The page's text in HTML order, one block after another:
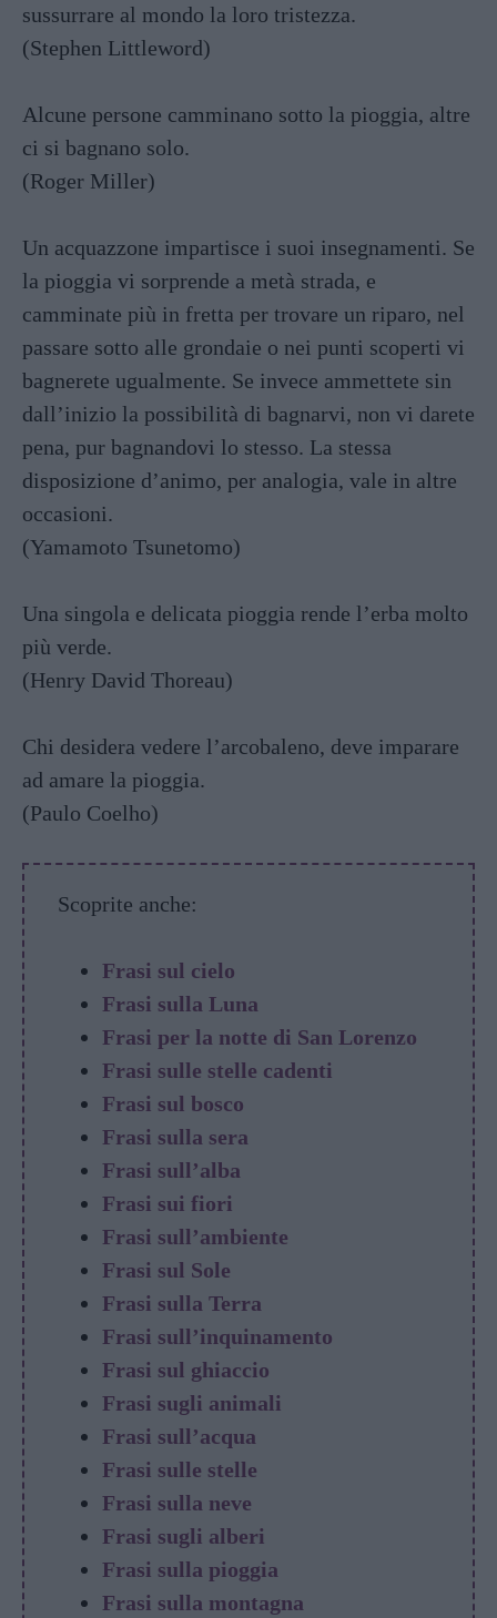
sussurrare al mondo la loro tristezza.
(Stephen Littleword)
Alcune persone camminano sotto la pioggia, altre
ci si bagnano solo.
(Roger Miller)
Un acquazzone impartisce i suoi insegnamenti. Se
la pioggia vi sorprende a metà strada, e
camminate più in fretta per trovare un riparo, nel
passare sotto alle grondaie o nei punti scoperti vi
bagnerete ugualmente. Se invece ammettete sin
dall’inizio la possibilità di bagnarvi, non vi darete
pena, pur bagnandovi lo stesso. La stessa
disposizione d’animo, per analogia, vale in altre
occasioni.
(Yamamoto Tsunetomo)
Una singola e delicata pioggia rende l’erba molto
più verde.
(Henry David Thoreau)
Chi desidera vedere l’arcobaleno, deve imparare
ad amare la pioggia.
(Paulo Coelho)
Scoprite anche:
Frasi sul cielo
Frasi sulla Luna
Frasi per la notte di San Lorenzo
Frasi sulle stelle cadenti
Frasi sul bosco
Frasi sulla sera
Frasi sull’alba
Frasi sui fiori
Frasi sull’ambiente
Frasi sul Sole
Frasi sulla Terra
Frasi sull’inquinamento
Frasi sul ghiaccio
Frasi sugli animali
Frasi sull’acqua
Frasi sulle stelle
Frasi sulla neve
Frasi sugli alberi
Frasi sulla pioggia
Frasi sulla montagna